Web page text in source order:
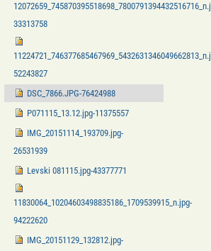
33313758
52243827
DSC_7866.JPG-76424988
P071115_13.12.jpg-11375557
IMG_20151114_193709.jpg-
26531939
Levski 081115.jpg-43377771
11830064_10204603498835186_1709539915_n.jpg-
94222620
IMG_20151129_132812.jpg-